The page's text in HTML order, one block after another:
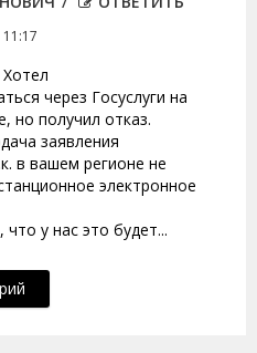
через Госуслуги на
но получил отказ.
заявления
в вашем регионе не
электронное
что у нас это будет...